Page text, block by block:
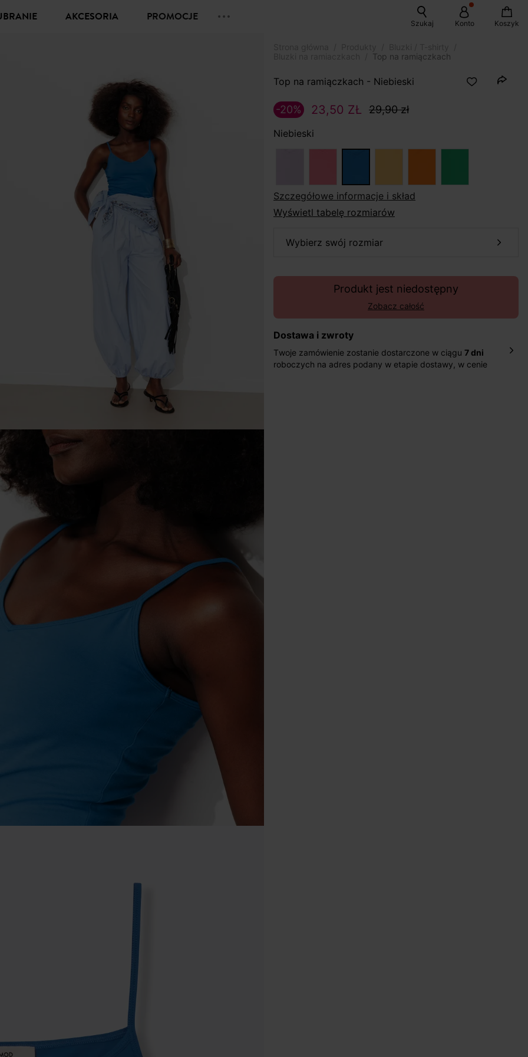
UBRANIE AKCESORIA PROMOCJE Szukaj Konto Koszyk
Top na ramiączkach
Top na ramiączkach - Niebieski
23,50 ZŁ 29,90 zł
-20%
Niebieski
szczegółowe informacje i skład
Wyświetl tabelę rozmiarów
wybierz swój rozmiar
Produkt jest niedostępny
Zobacz całość
Dostawa i zwroty
Twoje zamówienie zostanie dostarczone w ciągu 7 dni
roboczych na adres podany w etapie dostawy, w cenie